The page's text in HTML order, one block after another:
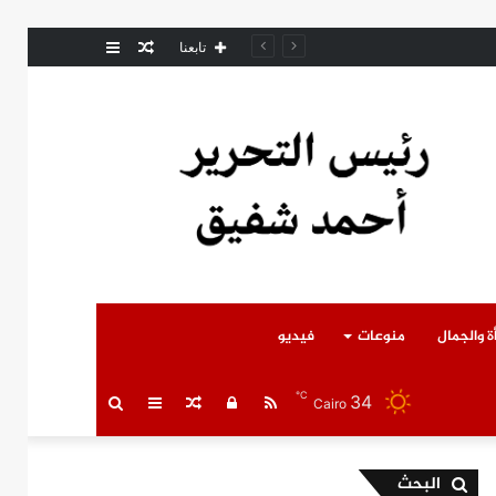
عمودمقال تابعنا
والجمال منوعات فيديو
بحث عمود مقالتسجيل RSS Cairo 34
℃
البحث